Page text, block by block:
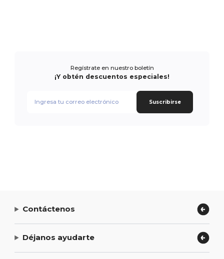
Regístrate en nuestro boletín
¡Y obtén descuentos especiales!
Suscribirse
Contáctenos
Déjanos ayudarte